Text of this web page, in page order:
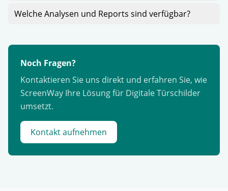
Welche Analysen und Reports sind verfügbar?
Noch Fragen?
Kontaktieren Sie uns direkt und erfahren Sie, wie
ScreenWay Ihre Lösung für Digitale Türschilder
umsetzt.
Kontakt aufnehmen